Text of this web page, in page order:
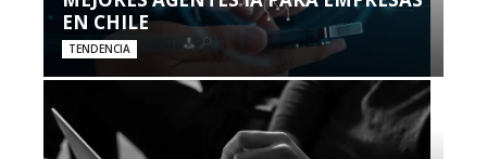
EN CHILE
TENDENCIA